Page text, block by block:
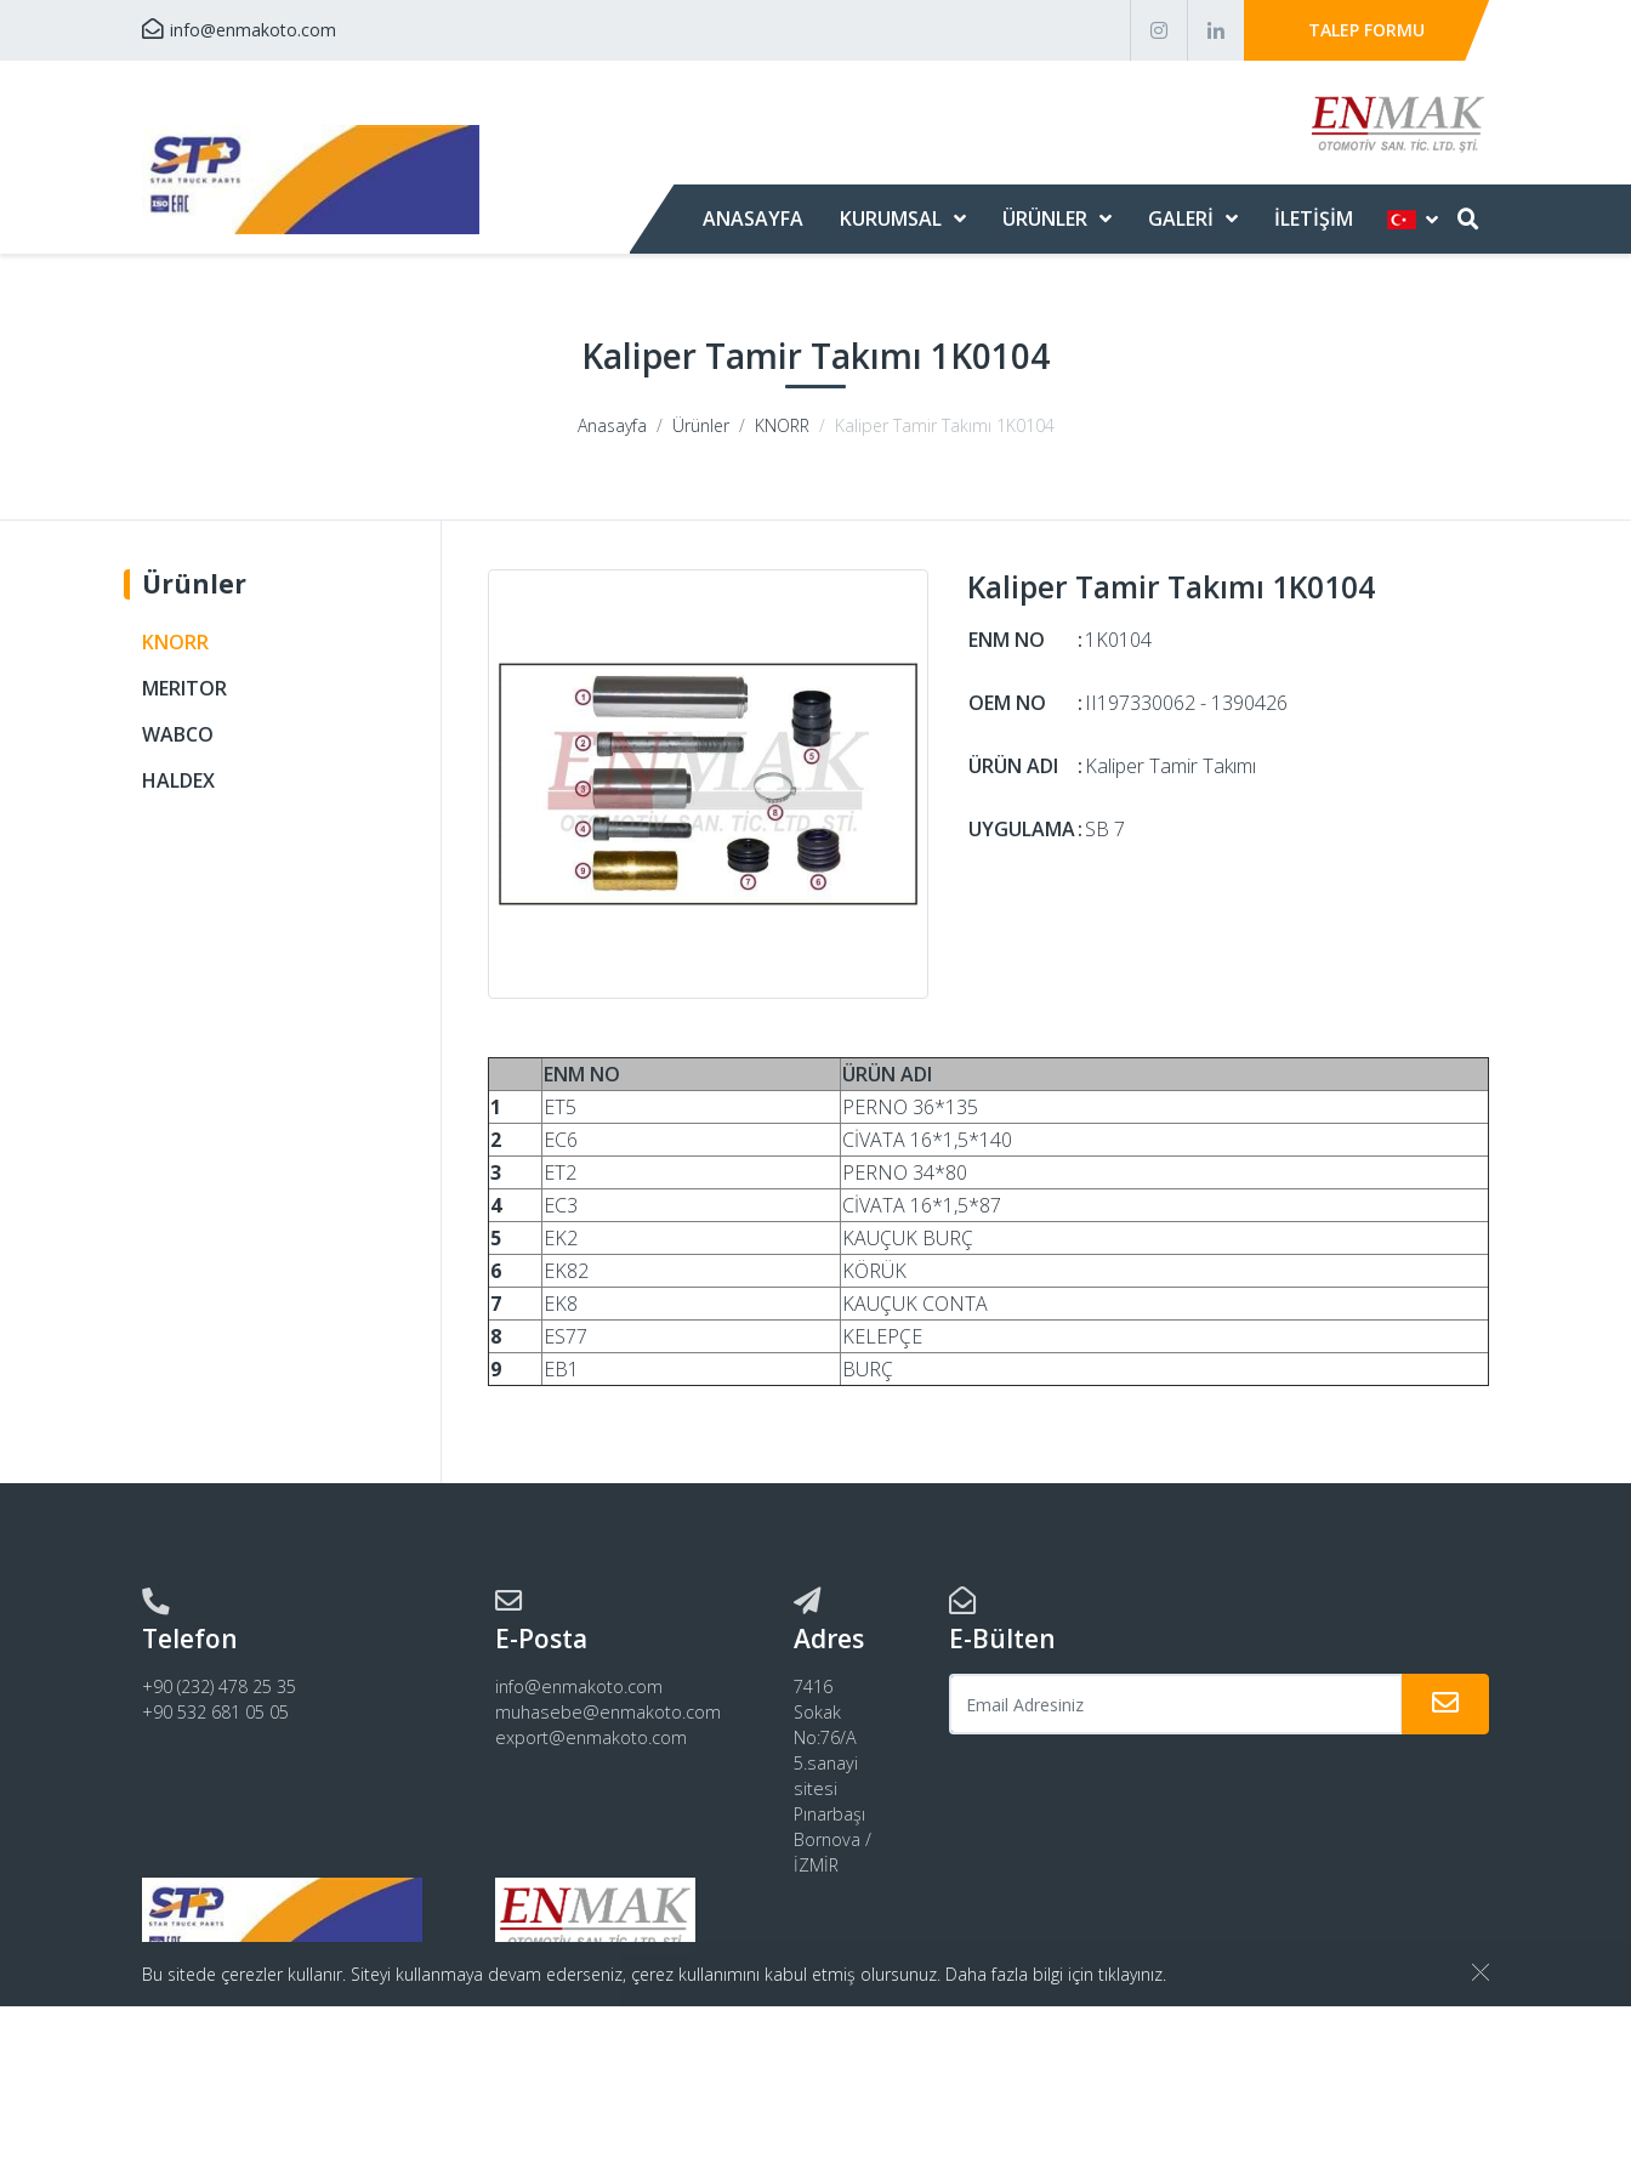
info@enmakoto.com TALEP FORMU
ANASAYFA KURUMSAL ÜRÜNLER GALERI İLETIŞIM
Kaliper Tamir Takımı 1K0104
Anasayfa Ürünler KNORR Kaliper Tamir Takımı 1K0104
Ürünler
KNORR
MERITOR
WABCO
HALDEX
Kaliper Tamir Takımı 1K0104
ENM NO :1K0104
OEM NO : II197330062 - 1390426
ÜRÜN ADI : Kaliper Tamir Takımı
UYGULAMA:SB 7
ENM NO
ÜRÜN ADI
1
ET5
PERNO 36*135
2
EC6
CİVATA 16*1,5*140
3
ET2
PERNO 34*80
4
EC3
CİVATA 16*1,5*87
5
EK2
KAUÇUK BURÇ
6
EK82
KÖRÜK
7
EK8
KAUÇUK CONTA
8
ES77
KELEPÇE
9
EB1 BURÇ
Telefon
+90 (232) 478 25 35
+90 532 681 05 05
E-Posta
info@enmakoto.com
muhasebe@enmakoto.com
export@enmakoto.com
Adres
7416
Sokak
No:76/A
5.sanayi
sitesi
Pınarbaşı
Bornova /
İZMİR
E-Bülten
Bu sitede çerezler kullanır. Siteyi kullanmaya devam ederseniz, çerez kullanımını kabul etmiş olursunuz. Daha fazla bilgi için tıklayınız.